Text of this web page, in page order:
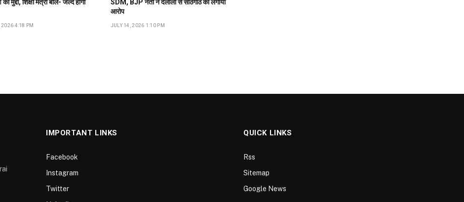
मुद्दा, शिक्षा मंत्री बोले- जल्द होगा
2026 4:18 PM
SDM, BJP नेता ने दलालों से सांठगांठ का लगाया
आरोप
JULY 14, 2026 1:10 PM
IMPORTANT LINKS
Facebook
Instagram
Twitter
QUICK LINKS
Rss
Sitemap
Google News